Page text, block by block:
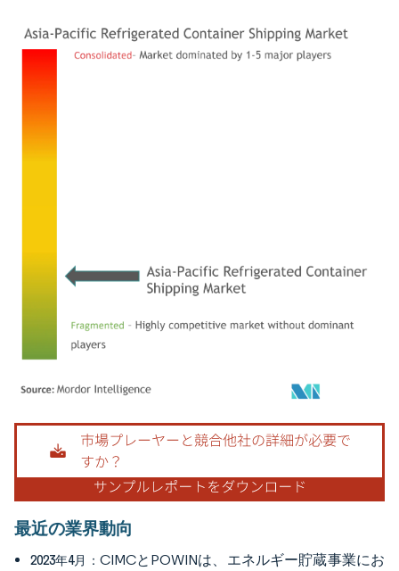
画像 © Mordor Intelligence。再利用にはCC BY 4.0の表示が必要です。
最近の業界動向
2023年4月： CIMCとPOWINは、エネルギー貯蔵事業にお